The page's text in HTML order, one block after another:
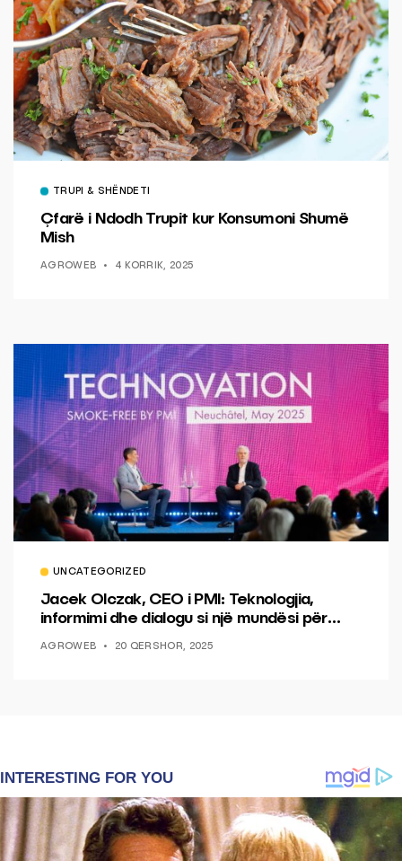
TRUPI & SHËNDETI
Çfarë i Ndodh Trupit kur Konsumoni Shumë
Mish
AGROWEB 4 KORRIK, 2025
UNCATEGORIZED
Jacek Olczak, CEO i PMI: Teknologjia,
informimi dhe dialogu si një mundësi për
AGROWEB 20 QERSHOR, 2025